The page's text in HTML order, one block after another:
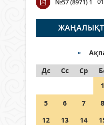
ӨТЕДІ?
06 тамыз 2026 ж.
граждане
05 тамыз 2026 ж.
Шетелде жүрген
азаматтары
алады?
№57 (8971) 1
«
Дс
Сс Ср
1
5
6 7 8
12
13 14